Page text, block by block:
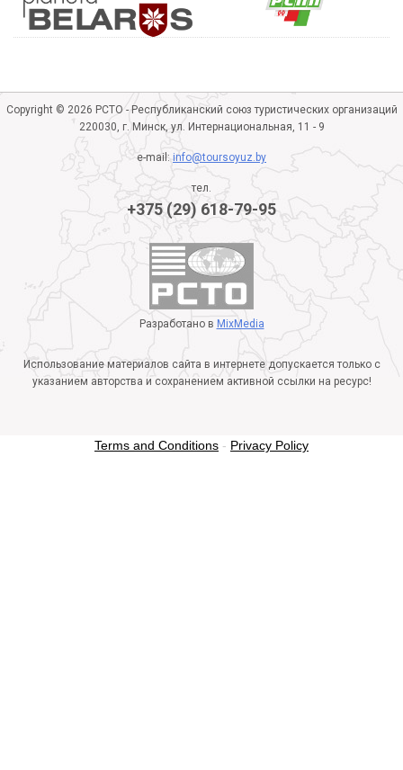
Copyright © 2026 РСТО - Республиканский союз туристических организаций
220030, г. Минск, ул. Интернациональная, 11 - 9
e-mail:info@toursoyuz.by
тел.
+375 (29) 618-79-95
Разработано в MixMedia
Использование материалов сайта в интернете допускается только с
указанием авторства и сохранением активной ссылки на ресурс!
Terms and Conditions - Privacy Policy